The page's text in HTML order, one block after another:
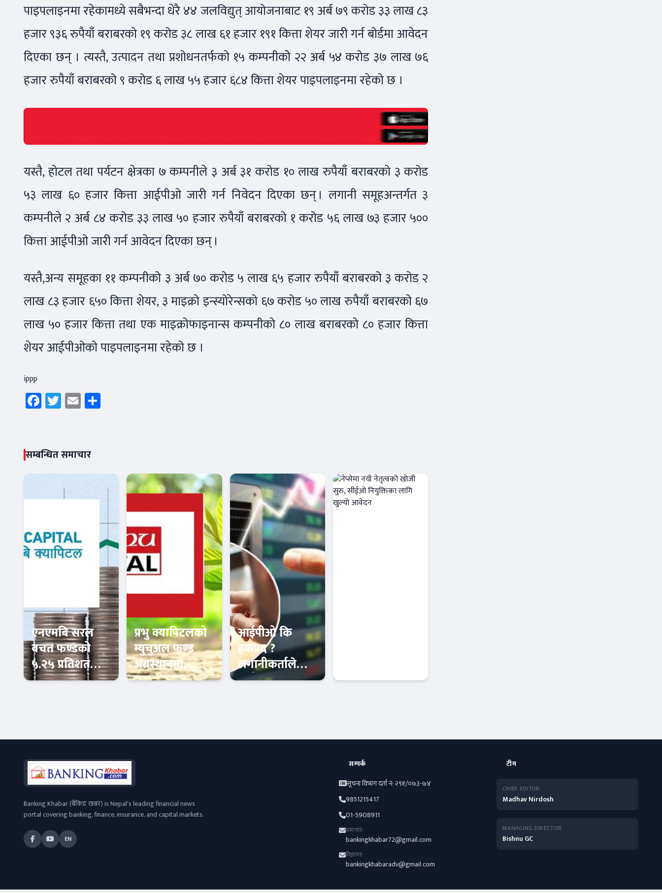
पाइपलाइनमा रहेकामध्ये सबैभन्दा धेरै ४४ जलविद्युत् आयोजनाबाट १९ अर्ब ७९ करोड ३३ लाख ८३
हजार ९३६ रुपैयाँ बराबरको १९ करोड ३८ लाख ६१ हजार १९१ कित्ता शेयर जारी गर्न बोर्डमा आवेदन
दिएका छन् । त्यस्तै, उत्पादन तथा प्रशोधनतर्फको १५ कम्पनीकोे २२ अर्ब ५४ करोड ३७ लाख ७६
हजार रुपैयाँ बराबरको ९ करोड ६ लाख ५५ हजार ६८४ कित्ता शेयर पाइपलाइनमा रहेको छ ।
यस्तै, होटल तथा पर्यटन क्षेत्रका ७ कम्पनीले ३ अर्ब ३१ करोड १० लाख रुपैयाँ बराबरको ३ करोड
५३ लाख ६० हजार कित्ता आईपीओ जारी गर्न निवेदन दिएका छन् । लगानी समूहअन्तर्गत ३
कम्पनीले २ अर्ब ८४ करोड ३३ लाख ५० हजार रुपैयाँ बराबरको १ करोड ५६ लाख ७३ हजार ५००
कित्ता आईपीओ जारी गर्न आवेदन दिएका छन् ।
यस्तै,अन्य समूहका ११ कम्पनीको ३ अर्ब ७० करोड ५ लाख ६५ हजार रुपैयाँ बराबरको ३ करोड २
लाख ८३ हजार ६५० कित्ता शेयर, ३ माइक्रो इन्स्योरेन्सको ६७ करोड ५० लाख रुपैयाँ बराबरको ६७
लाख ५० हजार कित्ता तथा एक माइक्रोफाइनान्स कम्पनीको ८० लाख बराबरको ८० हजार कित्ता
शेयर आईपीओको पाइपलाइनमा रहेको छ ।
ippp
Facebook
Twitter
Email
सम्बन्धित समाचार
एनएमबि सरल
बचत फण्डको
५.२५ प्रतिशत
प्रतिफल घोषणा
प्रभु क्यापिटलको
म्युचुअल फण्ड
अग्रस्थानमा,
लगानीकर्ताको
आईपीओ कि
हकप्रद ?
लगानीकर्ताले
बुझ्नैपर्ने मुख्य
नियुक्तिका लागि
Banking Khabar (बैंकिङ खबर) is Nepal's leading financial news
portal covering banking, finance, insurance, and capital markets.
EN
सम्पर्क
सूचना विभाग दर्ता नं: २९१/०७३-७४
9851215417
01-5908911
समाचार:
bankingkhabar72@gmail.com
विज्ञापन:
bankingkhabaradv@gmail.com
टीम
CHIEF EDITOR
Madhav Nirdosh
MANAGING DIRECTOR
Bishnu GC